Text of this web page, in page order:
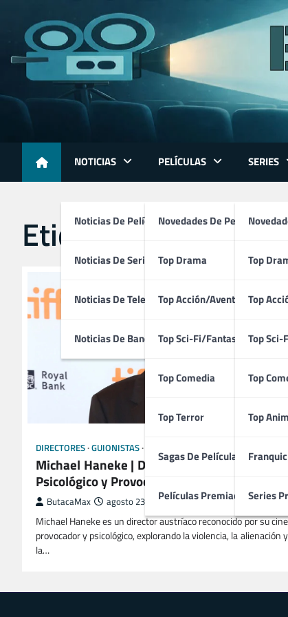
content
NOTICIAS
Noticias De Películas
Noticias De Series
Noticias De Televisión
Noticias De Bandas Sonoras
PELÍCULAS
Novedades De Películas
Top Drama
Top Acción/Aventura
Top Sci-Fi/Fantasía
Top Comedia
Top Terror
Sagas De Películas
Películas Premiadas
SERIES
Top
Top
Top
Top
Top
Series
Etiqueta:
DIRECTORES GUIONISTAS
Michael Haneke | Director Austriaco del Cine
Psicológico y Provocador
ButacaMax agosto 23, 2025
Michael Haneke es un director austríaco reconocido por su cine
provocador y psicológico, explorando la violencia, la alienación y
la…